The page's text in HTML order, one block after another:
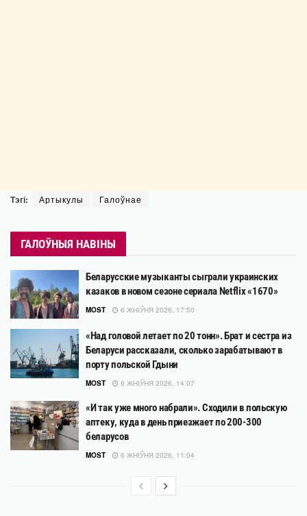
Тэгі: Артыкулы Галоўнае
ГАЛОЎНЫЯ НАВІНЫ
Беларусские музыканты сыграли украинских
казаков в новом сезоне сериала Netflix «1670»
MOST 6 ЖНІЎНЯ 2026, 17:50
«Над головой летает по 20 тонн». Брат и сестра из
Беларуси рассказали, сколько зарабатывают в
порту польской Гдыни
MOST 6 ЖНІЎНЯ 2026, 14:07
«И так уже много набрали». Сходили в польскую
аптеку, куда в день приезжает по 200-300
беларусов
MOST 6 ЖНІЎНЯ 2026, 11:04